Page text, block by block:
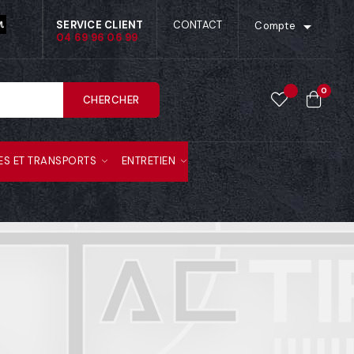
SERVICE CLIENT
04 69 96 06 99
CONTACT Compte 
CHERCHER
0
ET TRANSPORTS ENTRETIEN